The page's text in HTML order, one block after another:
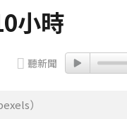
小時
聽新聞
）